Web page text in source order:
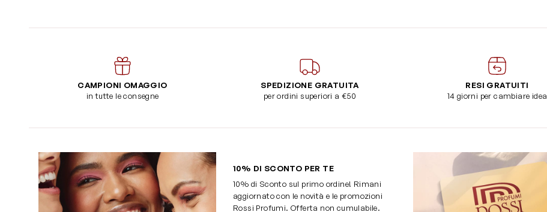
CAMPIONI OMAGGIO
in tutte le consegne
SPEDIZIONE GRATUITA
per ordini superiori a €50
RESI GRATUITI
14 giorni per cambiare idea
10% DI SCONTO PER TE
10% di Sconto sul primo ordine! Rimani
aggiornato con le novità e le promozioni
Rossi Profumi. Offerta non cumulabile.